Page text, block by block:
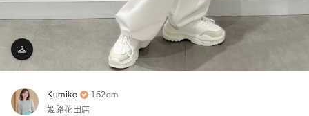
Kumiko 152cm
姫路花田店